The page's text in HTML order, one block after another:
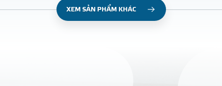
XEM SẢN PHẨM KHÁC